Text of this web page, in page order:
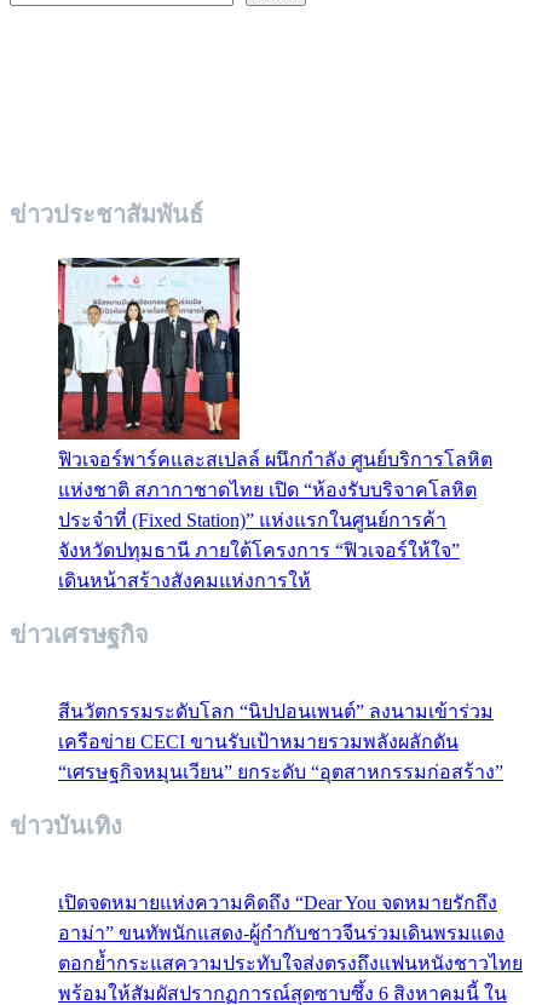
ข่าวประชาสัมพันธ์
ฟิวเจอร์พาร์คและสเปลล์ ผนึกกำลัง ศูนย์บริการโลหิต
แห่งชาติ สภากาชาดไทย เปิด “ห้องรับบริจาคโลหิต
ประจำที่ (Fixed Station)” แห่งแรกในศูนย์การค้า
จังหวัดปทุมธานี ภายใต้โครงการ “ฟิวเจอร์ให้ใจ”
เดินหน้าสร้างสังคมแห่งการให้
ข่าวเศรษฐกิจ
สีนวัตกรรมระดับโลก “นิปปอนเพนต์” ลงนามเข้าร่วม
เครือข่าย CECI ขานรับเป้าหมายรวมพลังผลักดัน
“เศรษฐกิจหมุนเวียน” ยกระดับ “อุตสาหกรรมก่อสร้าง”
ข่าวบันเทิง
เปิดจดหมายแห่งความคิดถึง “Dear You จดหมายรักถึง
อาม่า” ขนทัพนักแสดง-ผู้กำกับชาวจีนร่วมเดินพรมแดง
ตอกย้ำกระแสความประทับใจส่งตรงถึงแฟนหนังชาวไทย
พร้อมให้สัมผัสปรากฏการณ์สุดซาบซึ้ง 6 สิงหาคมนี้ ใน